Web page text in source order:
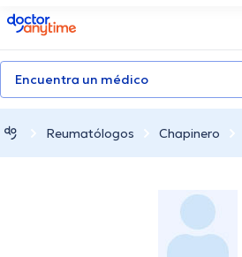
doctoranytime
Encuentra un médico
Reumatólogos Chapinero